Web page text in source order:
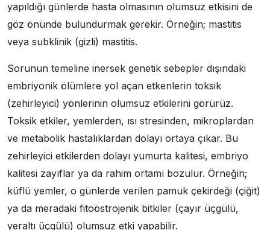
yapıldığı günlerde hasta olmasının olumsuz etkisini de
göz önünde bulundurmak gerekir. Örneğin; mastitis
veya subklinik (gizli) mastitis.
Sorunun temeline inersek genetik sebepler dışındaki
embriyonik ölümlere yol açan etkenlerin toksik
(zehirleyici) yönlerinin olumsuz etkilerini görürüz.
Toksik etkiler, yemlerden, ısı stresinden, mikroplardan
ve metabolik hastalıklardan dolayı ortaya çıkar. Bu
zehirleyici etkilerden dolayı yumurta kalitesi, embriyo
kalitesi zayıflar ya da rahim ortamı bozulur. Örneğin;
küflü yemler, o günlerde verilen pamuk çekirdeği (çiğit)
ya da meradaki fitoöstrojenik bitkiler (çayır üçgülü,
yeraltı üçgülü) olumsuz etki yapabilir.